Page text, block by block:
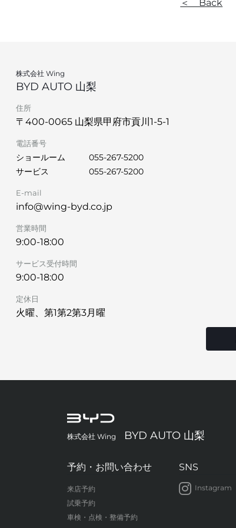
＜ Back
株式会社 Wing
BYD AUTO 山梨
住所
〒400-0065 山梨県甲府市貢川1-5-1
電話番号
ショールーム
055-267-5200
サービス
055-267-5200
E-mail
info@wing-byd.co.jp
営業時間
9:00-18:00
サービス受付時間
9:00-18:00
定休日
火曜、第1第2第3月曜
株式会社 Wing BYD AUTO 山梨
予約・お問い合わせ
来店予約
試乗予約
車検・点検・整備予約
SNS
Instagram